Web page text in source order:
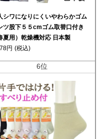
シワになりにくいやわらかゴム
ツ股下５５cmゴム取替口付き
夏用）乾燥機対応 日本製
円 (税込)
6位